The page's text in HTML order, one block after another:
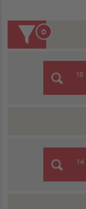
0
15
14